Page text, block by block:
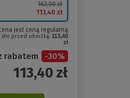
162,00 zł
113,40 zł
jest ceną regularną
dni przed obniżką: 113,40
zł
rabatem -30%
113,40 zł